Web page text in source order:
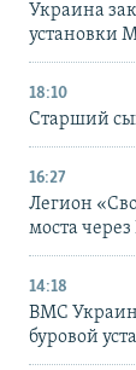
Украина
установки
18:10
Старший
16:27
Легион
моста
14:18
ВМС
буровой